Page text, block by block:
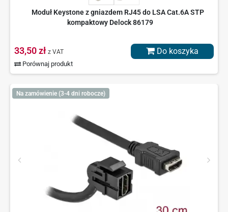
Moduł Keystone z gniazdem RJ45 do LSA Cat.6A STP
kompaktowy Delock 86179
33,50 zł z VAT
Porównaj produkt
Do koszyka
Na zamówienie (3-4 dni robocze)